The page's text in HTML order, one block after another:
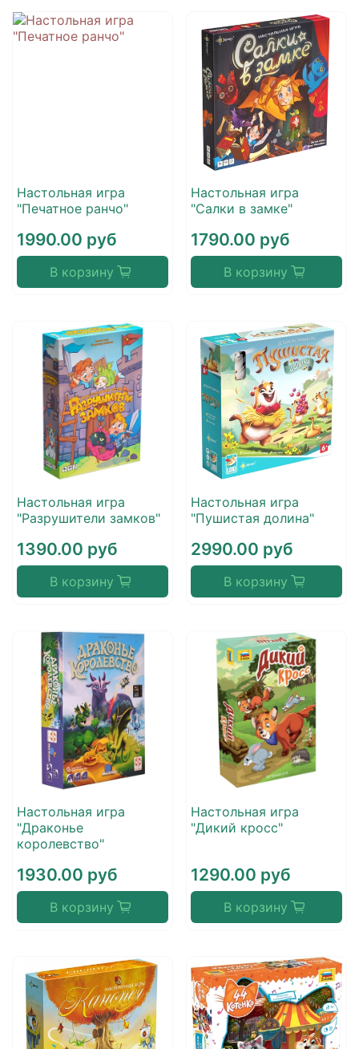
Настольная игра
"Печатное ранчо"
1990.00 руб
В корзину
Настольная игра
"Салки в замке"
1790.00 руб
В корзину
Настольная игра
"Разрушители замков"
1390.00 руб
В корзину
Настольная игра
"Пушистая долина"
2990.00 руб
В корзину
Настольная игра
"Драконье
королевство"
1930.00 руб
В корзину
Настольная игра
"Дикий кросс"
1290.00 руб
В корзину